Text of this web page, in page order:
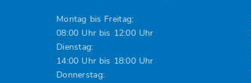
Montag bis Freitag:
08:00 Uhr bis 12:00 Uhr
Dienstag:
14:00 Uhr bis 18:00 Uhr
Donnerstag: